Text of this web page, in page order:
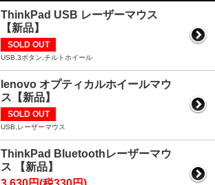
ThinkPad USB レーザーマウス
【新品】
SOLD OUT
USB,3ボタン,チルトホイール
lenovo オプティカルホイールマウ
ス【新品】
SOLD OUT
USB,レーザーマウス
ThinkPad Bluetoothレーザーマウ
ス 【新品】